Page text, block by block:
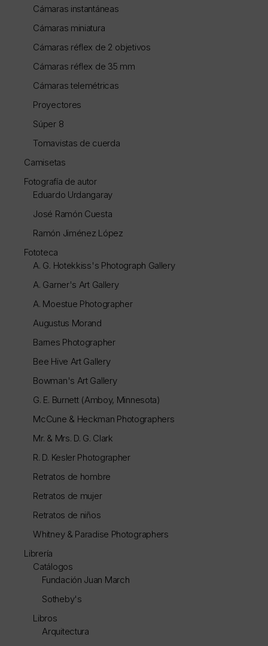
Cámaras instantáneas
Cámaras miniatura
Cámaras réflex de 2 objetivos
Cámaras réflex de 35 mm
Cámaras telemétricas
Proyectores
Súper 8
Tomavistas de cuerda
Camisetas
Fotografía de autor
Eduardo Urdangaray
José Ramón Cuesta
Ramón Jiménez López
Fototeca
A. G. Hotekkiss's Photograph Gallery
A. Garner's Art Gallery
A. Moestue Photographer
Augustus Morand
Barnes Photographer
Bee Hive Art Gallery
Bowman's Art Gallery
G. E. Burnett (Amboy, Minnesota)
McCune & Heckman Photographers
Mr. & Mrs. D. G. Clark
R. D. Kesler Photographer
Retratos de hombre
Retratos de mujer
Retratos de niños
Whitney & Paradise Photographers
Librería
Catálogos
Fundación Juan March
Sotheby's
Libros
Arquitectura